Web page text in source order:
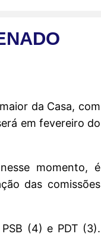
da Casa, com
em fevereiro do
momento, é
das comissões
(4) e PDT (3).